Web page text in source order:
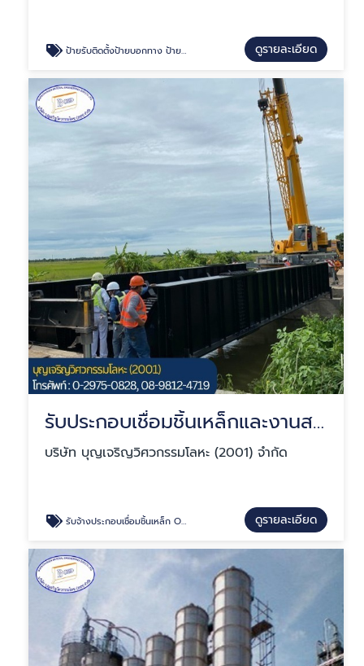
ป้ายรับติดตั้งป้ายบอกทาง ป้ายสัญญาณไฟ ดูรายละเอียด
รับประกอบเชื่อมชิ้นเหล็กและงานสแตนเลส ผลิตงาน OEM
บริษัท บุญเจริญวิศวกรรมโลหะ (2001) จำกัด
รับจ้างประกอบเชื่อมชิ้นเหล็ก OEM ดูรายละเอียด